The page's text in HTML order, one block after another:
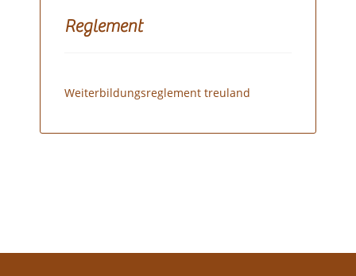
Reglement
Weiterbildungsreglement treuland